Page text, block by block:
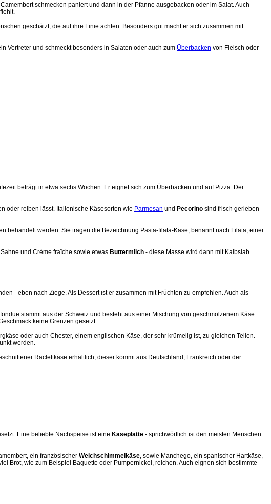
schmecken paniert und dann in der Pfanne ausgebacken oder im Salat. Auch
geschätzt, die auf ihre Linie achten. Besonders gut macht er sich zusammen mit
Vertreter und schmeckt besonders in Salaten oder auch zum Überbacken von Fleisch oder
beträgt in etwa sechs Wochen. Er eignet sich zum Überbacken und auf Pizza. Der
oder reiben lässt. Italienische Käsesorten wie Parmesan und Pecorino sind frisch gerieben
behandelt werden. Sie tragen die Bezeichnung Pasta-filata-Käse, benannt nach Filata, einer
und Crème fraîche sowie etwas Buttermilch - diese Masse wird dann mit Kalbslab
- eben nach Ziege. Als Dessert ist er zusammen mit Früchten zu empfehlen. Auch als
stammt aus der Schweiz und besteht aus einer Mischung von geschmolzenem Käse
keine Grenzen gesetzt.
oder auch Chester, einem englischen Käse, der sehr krümelig ist, zu gleichen Teilen.
werden.
Raclettkäse erhältlich, dieser kommt aus Deutschland, Frankreich oder der
Eine beliebte Nachspeise ist eine Käseplatte - sprichwörtlich ist den meisten Menschen
ein französischer Weichschimmelkäse, sowie Manchego, ein spanischer Hartkäse,
Brot, wie zum Beispiel Baguette oder Pumpernickel, reichen. Auch eignen sich bestimmte